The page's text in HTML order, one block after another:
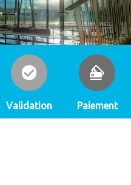
Validation Paiement